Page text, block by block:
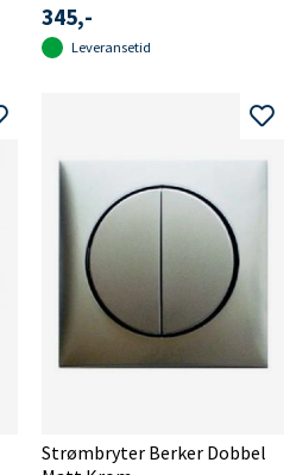
345,-
Leveransetid
Strømbryter Berker Dobbel